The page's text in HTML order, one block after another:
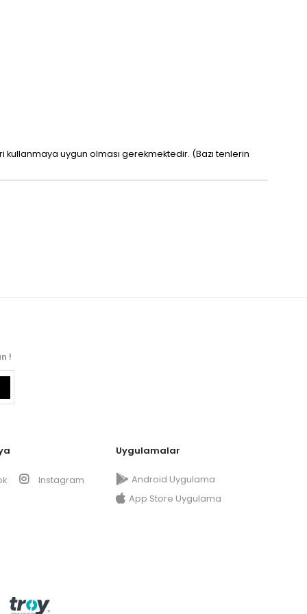
uygun olması gerekmektedir. (Bazı tenlerin
!
Instagram
Uygulamalar
Android Uygulama
App Store Uygulama